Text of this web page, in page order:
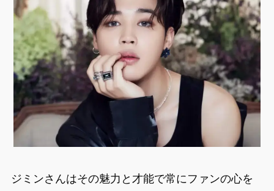
ジミンさんはその魅力と才能で常にファンの心を